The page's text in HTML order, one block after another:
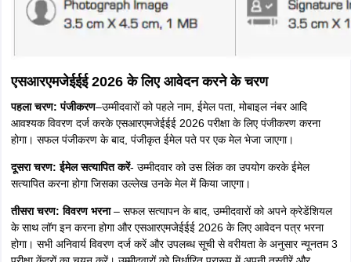
एसआरएमजेईईई 2026 के लिए आवेदन करने के चरण
पहला चरण: पंजीकरण–उम्मीदवारों को पहले नाम, ईमेल पता, मोबाइल नंबर आदि
आवश्यक विवरण दर्ज करके एसआरएमजेईईई 2026 परीक्षा के लिए पंजीकरण करना
होगा। सफल पंजीकरण के बाद, पंजीकृत ईमेल पते पर एक मेल भेजा जाएगा।
दूसरा चरण: ईमेल सत्यापित करें- उम्मीदवार को उस लिंक का उपयोग करके ईमेल
सत्यापित करना होगा जिसका उल्लेख उनके मेल में किया जाएगा।
तीसरा चरण: विवरण भरना– सफल सत्यापन के बाद, उम्मीदवारों को अपने क्रेडेंशियल
के साथ लॉग इन करना होगा और एसआरएमजेईईई 2026 के लिए आवेदन पत्र भरना
होगा। सभी अनिवार्य विवरण दर्ज करें और उपलब्ध सूची से वरीयता के अनुसार न्यूनतम 3